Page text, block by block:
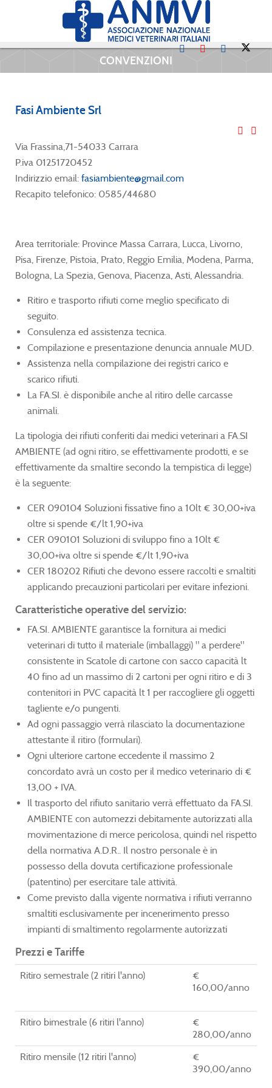
CONVENZIONI
Fasi Ambiente Srl
Via Frassina,71-54033 Carrara
P.iva 01251720452
Indirizzio email: fasiambiente@gmail.com
Recapito telefonico: 0585/44680
Area territoriale: Province Massa Carrara, Lucca, Livorno,
Pisa, Firenze, Pistoia, Prato, Reggio Emilia, Modena, Parma,
Bologna, La Spezia, Genova, Piacenza, Asti, Alessandria.
Ritiro e trasporto rifiuti come meglio specificato di
seguito.
Consulenza ed assistenza tecnica.
Compilazione e presentazione denuncia annuale MUD.
Assistenza nella compilazione dei registri carico e
scarico rifiuti.
La FA.SI. è disponibile anche al ritiro delle carcasse
animali.
La tipologia dei rifiuti conferiti dai medici veterinari a FA.SI
AMBIENTE (ad ogni ritiro, se effettivamente prodotti, e se
effettivamente da smaltire secondo la tempistica di legge)
è la seguente:
CER 090104 Soluzioni fissative fino a 10lt € 30,00+iva
oltre si spende €/lt 1,90+iva
CER 090101 Soluzioni di sviluppo fino a 10lt €
30,00+iva oltre si spende €/lt 1,90+iva
CER 180202 Rifiuti che devono essere raccolti e smaltiti
applicando precauzioni particolari per evitare infezioni.
Caratteristiche operative del servizio:
FA.SI. AMBIENTE garantisce la fornitura ai medici
veterinari di tutto il materiale (imballaggi) " a perdere"
consistente in Scatole di cartone con sacco capacità lt
40 fino ad un massimo di 2 cartoni per ogni ritiro e di 3
contenitori in PVC capacità lt 1 per raccogliere gli oggetti
tagliente e/o pungenti.
Ad ogni passaggio verrà rilasciato la documentazione
attestante il ritiro (formulari).
Ogni ulteriore cartone eccedente il massimo 2
concordato avrà un costo per il medico veterinario di €
13,00 + IVA.
Il trasporto del rifiuto sanitario verrà effettuato da FA.SI.
AMBIENTE con automezzi debitamente autorizzati alla
movimentazione di merce pericolosa, quindi nel rispetto
della normativa A.D.R.. Il nostro personale è in
possesso della dovuta certificazione professionale
(patentino) per esercitare tale attività.
Come previsto dalla vigente normativa i rifiuti verranno
smaltiti esclusivamente per incenerimento presso
impianti di smaltimento regolarmente autorizzati
Prezzi e Tariffe
Ritiro semestrale (2 ritiri l'anno)
€
160,00/anno
Ritiro bimestrale (6 ritiri l'anno)
€
280,00/anno
Ritiro mensile (12 ritiri l'anno)
€
390,00/anno